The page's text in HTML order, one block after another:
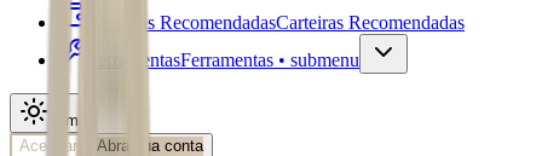
Carteiras RecomendadasCarteiras Recomendadas
FerramentasFerramentas • submenu
Tema
Acessar
Abra sua conta